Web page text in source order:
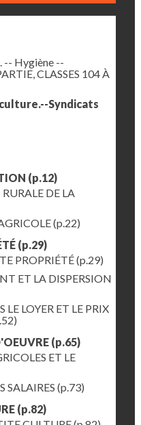
-- Hygiène --
CLASSES 104 À
Syndicats
(p.12)
DE LA
(p.22)
(p.29)
PROPRIÉTÉ(p.29)
ET LA DISPERSION
LOYER ET LE PRIX
(p.65)
ET LE
SALAIRES (p.73)
(p.82)